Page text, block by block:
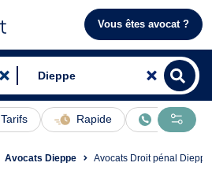
Vous êtes avocat ?
Tarifs Rapide En ligne
Avocats Dieppe Avocats Droit pénal Dieppe